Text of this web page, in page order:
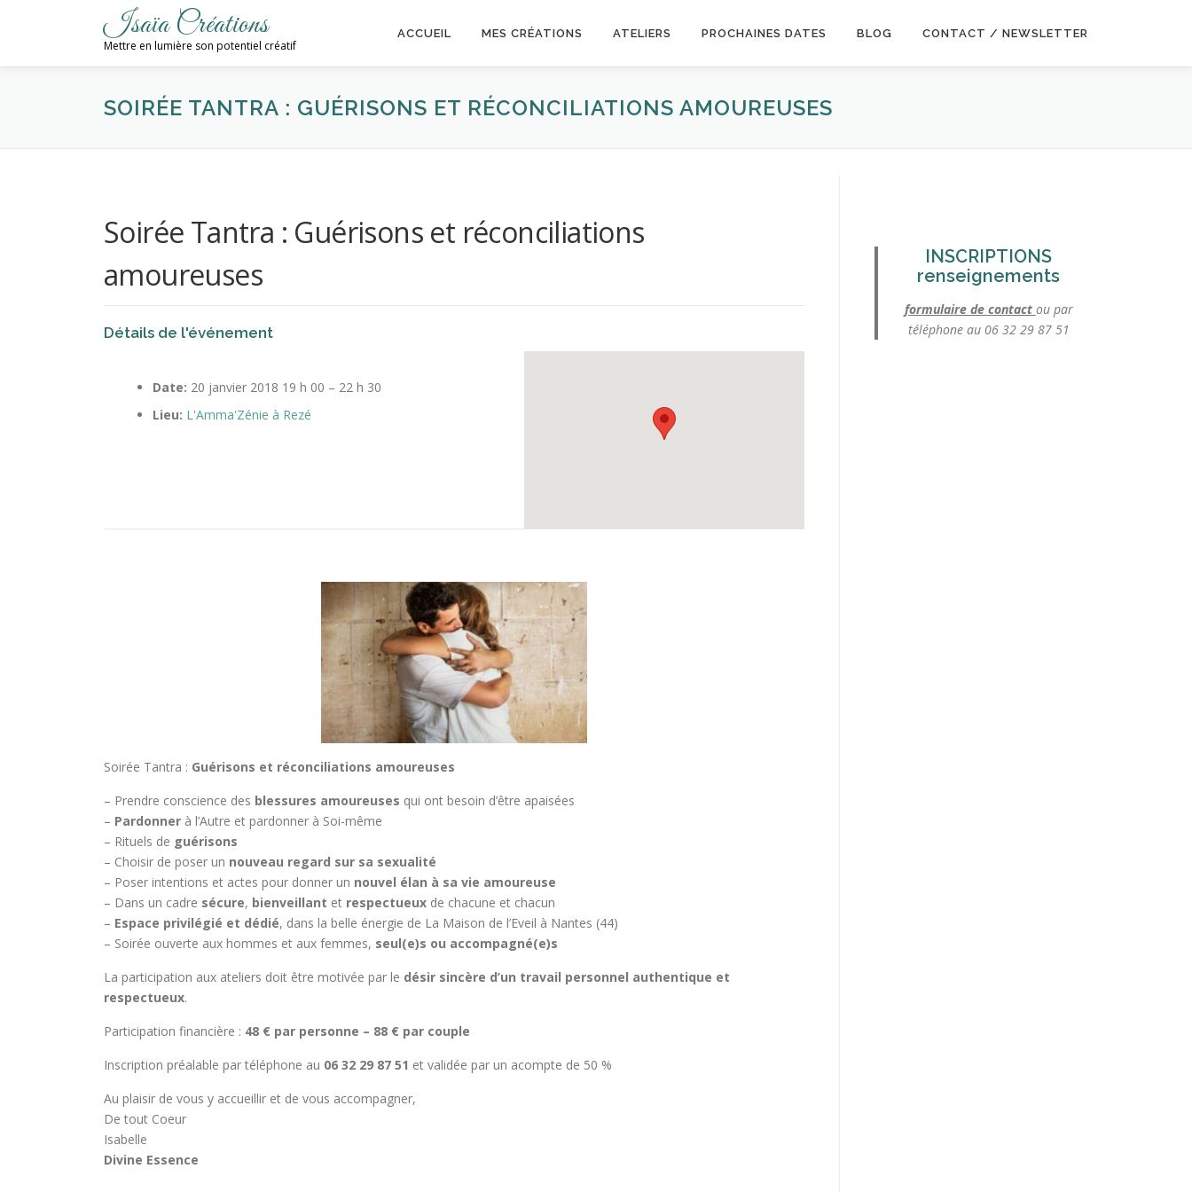
Isaïa Créations
Mettre en lumière son potentiel créatif
ACCUEIL MES CRÉATIONS ATELIERS PROCHAINES DATES BLOG CONTACT / NEWSLETTER
SOIRÉE TANTRA : GUÉRISONS ET RÉCONCILIATIONS AMOUREUSES
Soirée Tantra : Guérisons et réconciliations
amoureuses
Détails de l'événement
Date: 20 janvier 2018 19 h 00 – 22 h 30
Lieu: L'Amma'Zénie à Rezé
Soirée Tantra : Guérisons et réconciliations amoureuses
– Prendre conscience des blessures amoureuses qui ont besoin d’être apaisées
– Pardonner à l’Autre et pardonner à Soi-même
– Rituels de guérisons
– Choisir de poser un nouveau regard sur sa sexualité
– Poser intentions et actes pour donner un nouvel élan à sa vie amoureuse
– Dans un cadre sécure, bienveillant et respectueux de chacune et chacun
– Espace privilégié et dédié, dans la belle énergie de La Maison de l’Eveil à Nantes (44)
– Soirée ouverte aux hommes et aux femmes, seul(e)s ou accompagné(e)s
La participation aux ateliers doit être motivée par le désir sincère d’un travail personnel authentique et
respectueux.
Participation financière : 48 € par personne – 88 € par couple
Inscription préalable par téléphone au 06 32 29 87 51 et validée par un acompte de 50 %
Au plaisir de vous y accueillir et de vous accompagner,
De tout Coeur
Isabelle
Divine Essence
INSCRIPTIONS
renseignements
formulaire de contact ou par
téléphone au 06 32 29 87 51